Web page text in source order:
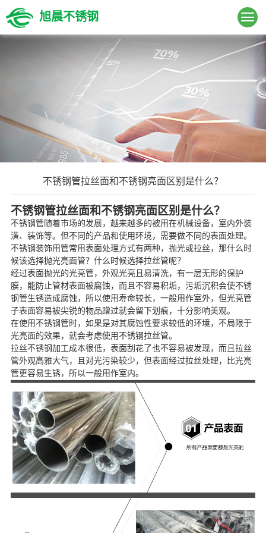
旭晨不锈钢
不锈钢管拉丝面和不锈钢亮面区别是什么？
不锈钢管拉丝面和不锈钢亮面区别是什么？
不锈钢管随着市场的发展，越来越多的被用在机械设备，室内外装
潢、装饰等。但不同的产品和使用环境，需要做不同的表面处理。
不锈钢装饰用管常用表面处理方式有两种，抛光或拉丝，那什么时
候该选择抛光亮面管？什么时候选择拉丝管呢？
经过表面抛光的光亮管，外观光亮且易清洗，有一层无形的保护
膜，能防止管材表面被腐蚀，而且不容易积垢，污垢沉积会使不锈
钢管生锈造成腐蚀，所以使用寿命较长，一般用作室外，但光亮管
子表面容易被尖锐的物品蹭过就会留下划痕，十分影响美观。
在使用不锈钢管时，如果是对其腐蚀性要求较低的环境，不局限于
光亮面的效果，就会考虑使用不锈钢拉丝管。
拉丝不锈钢加工成本很低，表面刮花了也不容易被发现，而且拉丝
管外观高雅大气，且对光污染较少，但表面经过拉丝处理，比光亮
管更容易生锈，所以一般用作室内。